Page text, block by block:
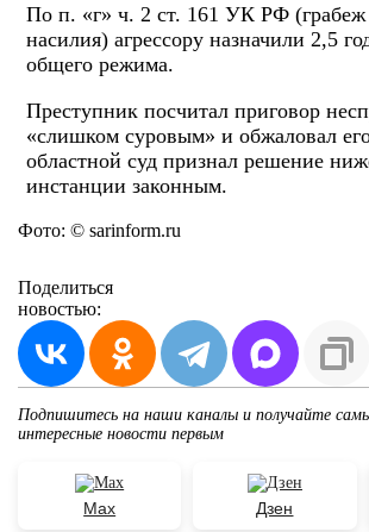
По п. «г» ч. 2 ст. 161 УК РФ
насилия) агрессору назначили 2,5
общего режима.
Преступник посчитал приговор
«слишком суровым» и обжаловал
областной суд признал решение
инстанции законным.
Фото: © sarinform.ru
Поделиться
новостью:
Подпишитесь на наши каналы и получайте
интересные новости первым
Max Дзен